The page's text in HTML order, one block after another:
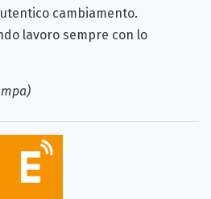
cambiamento.
lavoro sempre con lo